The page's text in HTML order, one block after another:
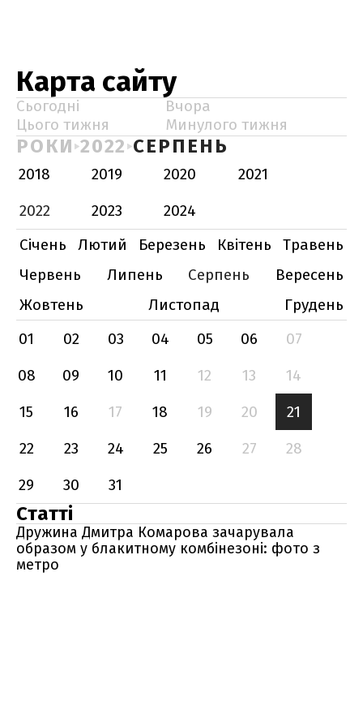
Карта сайту
Сьогодні
Вчора
Цього тижня
Минулого тижня
РОКИ 2022 СЕРПЕНЬ
2018 2019 2020
2021
2022
2023
2024
Січень
Лютий Березень Квітень
Травень
Червень
Липень Серпень
Вересень
Жовтень
Листопад
Грудень
01
02 03 04 05 06
07
08
09 10 11 12 13
14
15
16 17 18 19 20
21
22
23 24 25 26 27
28
29
30 31
Статті
Дружина Дмитра Комарова зачарувала
образом у блакитному комбінезоні: фото з
метро